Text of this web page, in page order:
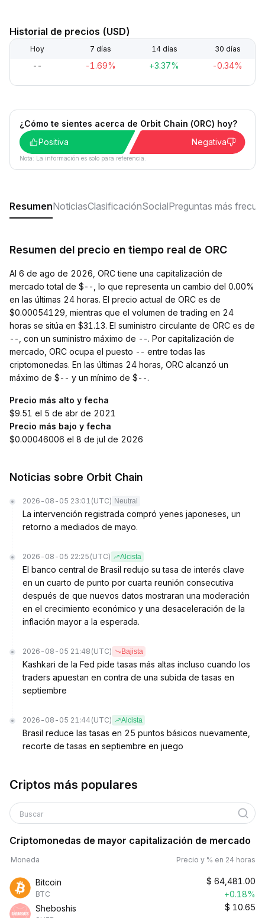
Historial de precios (USD)
Hoy 7 días 14 días 30 días
-- -1.69% +3.37% -0.34%
¿Cómo te sientes acerca de Orbit Chain (ORC) hoy?
Positiva
Negativa
Nota: La información es solo para referencia.
ResumenNoticiasClasificaciónSocialPreguntas más
Resumen del precio en tiempo real de ORC
Al 6 de ago de 2026, ORC tiene una capitalización de
mercado total de $--, lo que representa un cambio del 0.00%
en las últimas 24 horas. El precio actual de ORC es de
$0.00054129, mientras que el volumen de trading en 24
horas se sitúa en $31.13. El suministro circulante de ORC es de
--, con un suministro máximo de --. Por capitalización de
mercado, ORC ocupa el puesto -- entre todas las
criptomonedas. En las últimas 24 horas, ORC alcanzó un
máximo de $-- y un mínimo de $--.
Precio más alto y fecha
$9.51 el 5 de abr de 2021
Precio más bajo y fecha
$0.00046006 el 8 de jul de 2026
Noticias sobre Orbit Chain
2026-08-05 23:01 (UTC) Neutral
La intervención registrada compró yenes japoneses, un
retorno a mediados de mayo.
2026-08-05 22:25 (UTC) Alcista
El banco central de Brasil redujo su tasa de interés clave
en un cuarto de punto por cuarta reunión consecutiva
después de que nuevos datos mostraran una moderación
en el crecimiento económico y una desaceleración de la
inflación mayor a la esperada.
2026-08-05 21:48 (UTC) Bajista
Kashkari de la Fed pide tasas más altas incluso cuando los
traders apuestan en contra de una subida de tasas en
septiembre
2026-08-05 21:44 (UTC) Alcista
Brasil reduce las tasas en 25 puntos básicos nuevamente,
recorte de tasas en septiembre en juego
Criptos más populares
Buscar
Criptomonedas de mayor capitalización de mercado
Moneda Precio y % en 24 horas
Bitcoin
BTC
$ 64,481.00
+0.18%
Sheboshis
$ 10.65